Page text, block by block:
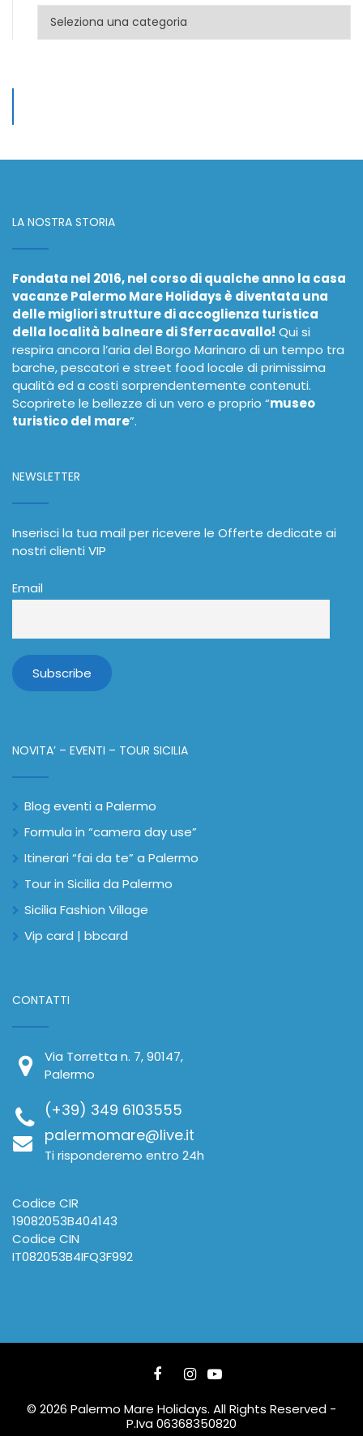
Categorie
LA NOSTRA STORIA
Fondata nel 2016, nel corso di qualche anno la casa
vacanze Palermo Mare Holidays è diventata una
delle migliori strutture di accoglienza turistica
della località balneare di Sferracavallo! Qui si
respira ancora l’aria del Borgo Marinaro di un tempo tra
barche, pescatori e street food locale di primissima
qualità ed a costi sorprendentemente contenuti.
Scoprirete le bellezze di un vero e proprio “museo
turistico del mare”.
NEWSLETTER
Inserisci la tua mail per ricevere le Offerte dedicate ai
nostri clienti VIP
Email
NOVITA’ – EVENTI – TOUR SICILIA
Blog eventi a Palermo
Formula in “camera day use”
Itinerari “fai da te” a Palermo
Tour in Sicilia da Palermo
Sicilia Fashion Village
Vip card | bbcard
CONTATTI
Via Torretta n. 7, 90147,
Palermo
(+39) 349 6103555
palermomare@live.it
Ti risponderemo entro 24h
Codice CIR
19082053B404143
Codice CIN
IT082053B4IFQ3F992
© 2026 Palermo Mare Holidays. All Rights Reserved -
P.Iva 06368350820